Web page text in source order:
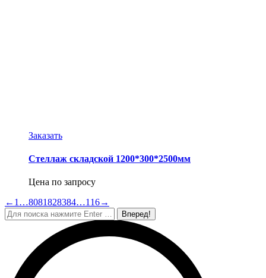
Заказать
Стеллаж складской 1200*300*2500мм
Цена по запросу
← 1 …8081828384…116→
Поиск: